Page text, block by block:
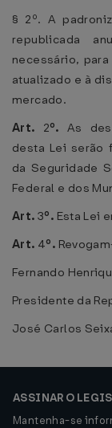
§ 2º. A
republicada
necessário,
atualizado e à
mercado.
Art. 2º. As
desta Lei serão
da Seguridade
Federal e dos
Art. 3º. Esta Lei
Art. 4º.
Fernando
Presidente da
José Carlos
ASSINAR O
Mantenha-se